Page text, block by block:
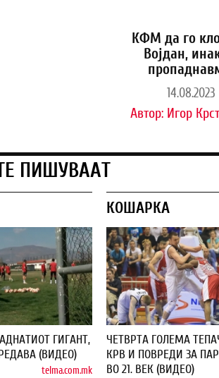
КФМ да го
Војдан,
14.08.2023
Автор: Игор
ПИШУВААТ
ГИГАНТ,
(ВИДЕО)
telma.com.mk
КОШАРКА
ЧЕТВРТА ГОЛЕМА
КРВ И ПОВРЕДИ ЗА
ВО 21. ВЕК (ВИДЕО)